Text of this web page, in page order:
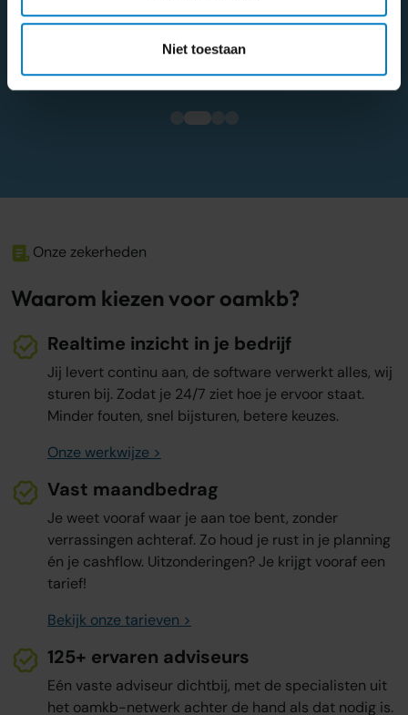
Niet toestaan
5/5
Onze zekerheden
Waarom kiezen voor oamkb?
Realtime inzicht in je bedrijf
Jij levert continu aan, de software verwerkt alles, wij
sturen bij. Zodat je 24/7 ziet hoe je ervoor staat.
Minder fouten, snel bijsturen, betere keuzes.
Onze werkwijze >
Vast maandbedrag
Je weet vooraf waar je aan toe bent, zonder
verrassingen achteraf. Zo houd je rust in je planning
én je cashflow. Uitzonderingen? Je krijgt vooraf een
tarief!
Bekijk onze tarieven >
125+ ervaren adviseurs
Eén vaste adviseur dichtbij, met de specialisten uit
het oamkb-netwerk achter de hand als dat nodig is.